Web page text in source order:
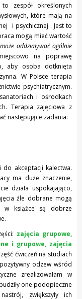
zespół określonych
które mają na
i psychicznej . Jest to
mogą mieć wartość
oddziaływać ogólnie
na poprawę
aby osoba dotknięta
W Polsce terapia
psychiatrycznym.
i ośrodkach
Terapia zajęciowa z
następujące zadania:
akceptacji kalectwa.
ma duże znaczenie,
działa uspokajająco,
źle dobrane mogą
w książce są dobrze
zajęcia grupowe,
i grupowe, zajęcia
ćwiczeń na studiach
odzew wśród
zrealizowałam w
one podopieczne
zwiększyły ich